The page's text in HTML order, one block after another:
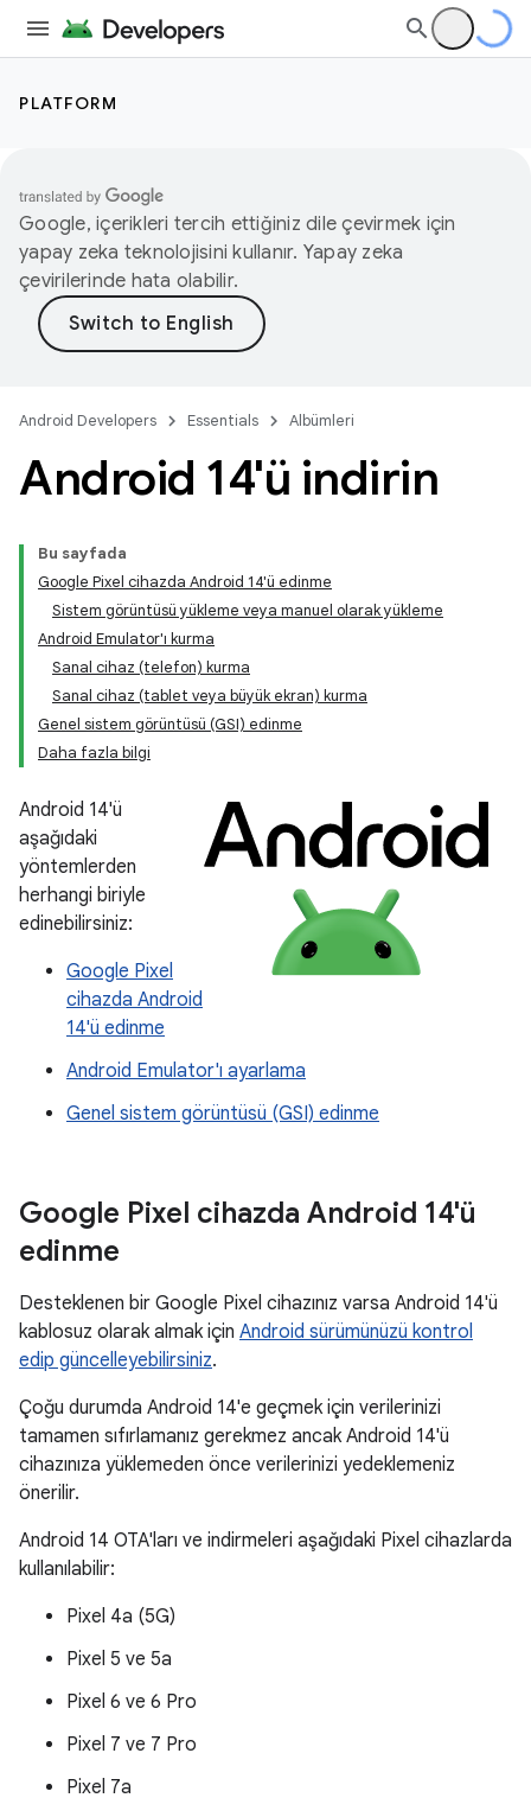
PLATFORM
Google, içerikleri tercih ettiğiniz dile çevirmek için
yapay zeka teknolojisini kullanır. Yapay zeka
çevirilerinde hata olabilir.
Android Developers Essentials Albümleri
Android 14'ü indirin
Bu sayfada
Google Pixel cihazda Android 14'ü edinme
Sistem görüntüsü yükleme veya manuel olarak yükleme
Android Emulator'ı kurma
Sanal cihaz (telefon) kurma
Sanal cihaz (tablet veya büyük ekran) kurma
Genel sistem görüntüsü (GSI) edinme
Daha fazla bilgi
Android 14'ü
aşağıdaki
yöntemlerden
herhangi biriyle
edinebilirsiniz:
Google Pixel
cihazda Android
14'ü edinme
Android Emulator'ı ayarlama
Genel sistem görüntüsü (GSI) edinme
Google Pixel cihazda Android 14'ü
edinme
Desteklenen bir Google Pixel cihazınız varsa Android 14'ü
kablosuz olarak almak için Android sürümünüzü kontrol
edip güncelleyebilirsiniz.
Çoğu durumda Android 14'e geçmek için verilerinizi
tamamen sıfırlamanız gerekmez ancak Android 14'ü
cihazınıza yüklemeden önce verilerinizi yedeklemeniz
önerilir.
Android 14 OTA'ları ve indirmeleri aşağıdaki Pixel cihazlarda
kullanılabilir:
Pixel 4a (5G)
Pixel 5 ve 5a
Pixel 6 ve 6 Pro
Pixel 7 ve 7 Pro
Pixel 7a